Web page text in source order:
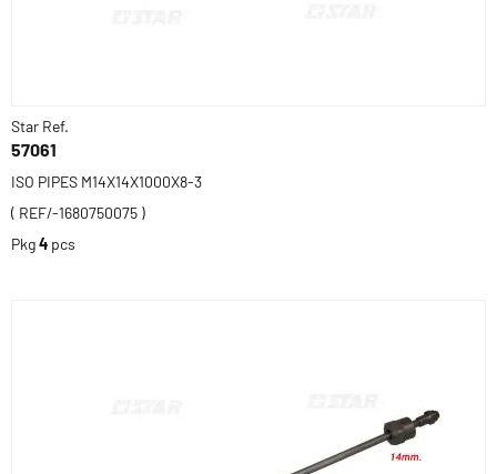
Star Ref.
57061
ISO PIPES M14X14X1000X8-3
( REF/-1680750075 )
Pkg4 pcs